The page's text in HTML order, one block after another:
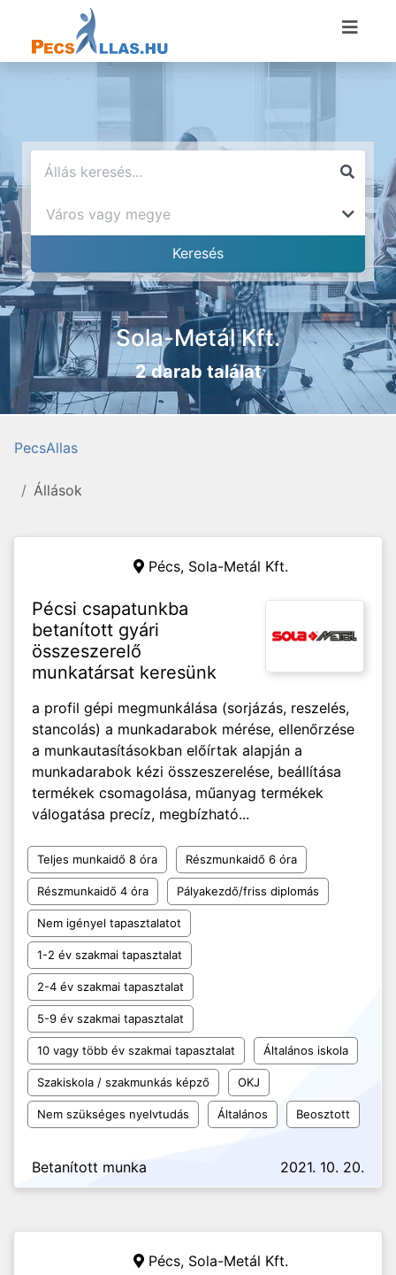
Sola-Metál Kft.
2 darab találat
PecsAllas
Állások
Pécs, Sola-Metál Kft.
Pécsi csapatunkba
betanított gyári
összeszerelő
munkatársat keresünk
a profil gépi megmunkálása (sorjázás, reszelés,
stancolás) a munkadarabok mérése, ellenőrzése
a munkautasításokban előírtak alapján a
munkadarabok kézi összeszerelése, beállítása
termékek csomagolása, műanyag termékek
válogatása precíz, megbízható...
Teljes munkaidő 8 óra Részmunkaidő 6 óra
Részmunkaidő 4 óra Pályakezdő/friss diplomás
Nem igényel tapasztalatot
1-2 év szakmai tapasztalat
2-4 év szakmai tapasztalat
5-9 év szakmai tapasztalat
10 vagy több év szakmai tapasztalat Általános iskola
Szakiskola / szakmunkás képző OKJ
Nem szükséges nyelvtudás Általános Beosztott
Betanított munka 2021. 10. 20.
Pécs, Sola-Metál Kft.